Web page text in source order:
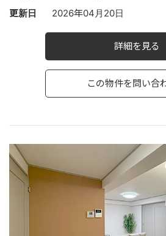
更新日
2026年04月20日
詳細を見る
この物件を問い合